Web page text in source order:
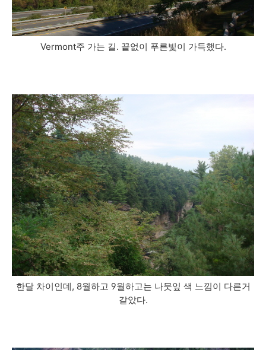
Vermont주 가는 길. 끝없이 푸른빛이 가득했다.
한달 차이인데, 8월하고 9월하고는 나뭇잎 색 느낌이 다른거
같았다.